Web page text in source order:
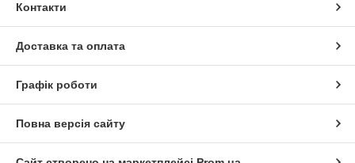
Контакти
Доставка та оплата
Графік роботи
Повна версія сайту